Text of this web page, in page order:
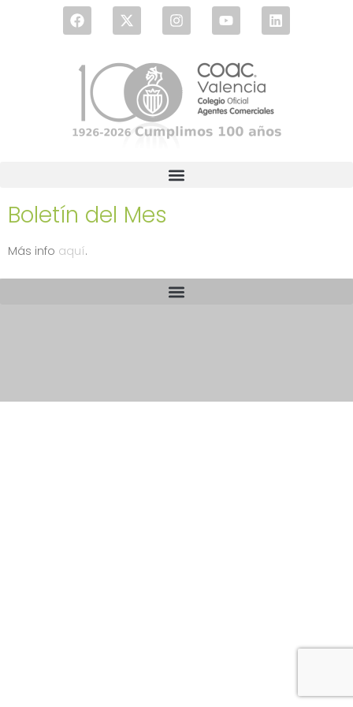
Boletín del Mes
Más info aquí.